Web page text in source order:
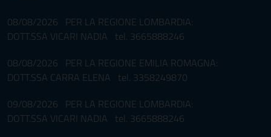
08/08/2026 PER LA REGIONE LOMBARDIA:
DOTT.SSA VICARI NADIA tel. 3665888246
08/08/2026 PER LA REGIONE EMILIA ROMAGNA:
DOTT.SSA CARRA ELENA tel. 3358249870
09/08/2026 PER LA REGIONE LOMBARDIA:
DOTT.SSA VICARI NADIA tel. 3665888246